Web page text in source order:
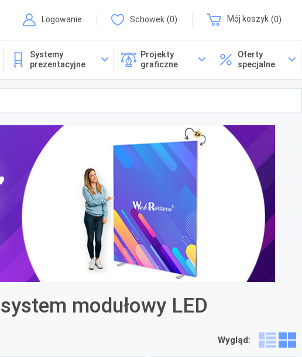
Logowanie Schowek 0 Mój koszyk 0
Systemy
prezentacyjne
Projekty
graficzne
Oferty
specjalne
modułowy LED
Wygląd: